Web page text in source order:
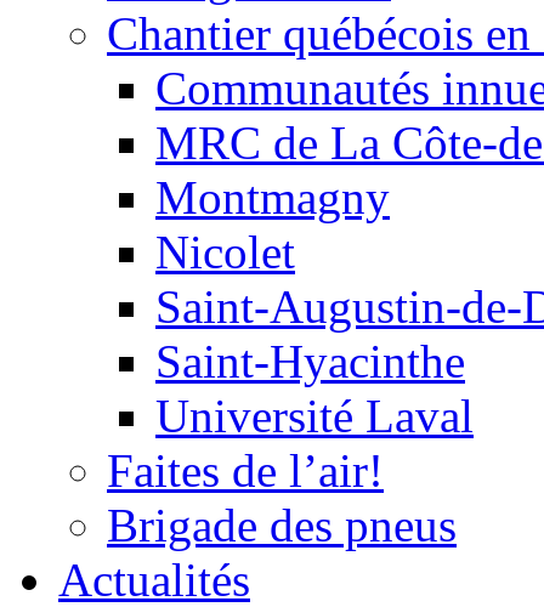
Chantier québécois
Communautés
MRC de La Côte-
Montmagny
Nicolet
Saint-Augustin-de-
Saint-Hyacinthe
Université Laval
Faites de l’air!
Brigade des pneus
Actualités